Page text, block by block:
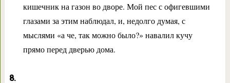
кишечник на газон во дворе. Мой пес с офигевшими
глазами за этим наблюдал, и, недолго думая, с
мыслями «а че, так можно было?» навалил кучу
прямо перед дверью дома.
8.